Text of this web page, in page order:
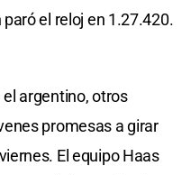
el reloj en 1.27.420.
argentino, otros
promesas a girar
El equipo Haas